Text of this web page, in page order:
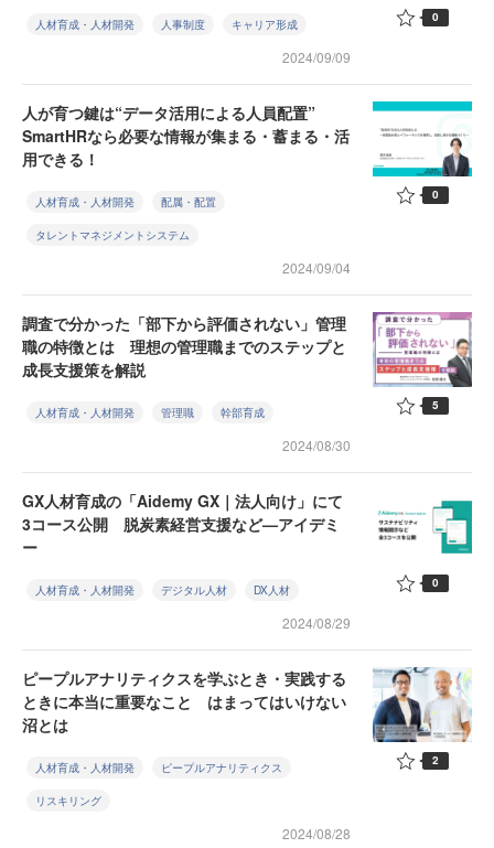
人材育成・人材開発 人事制度 キャリア形成
2024/09/09
0
人が育つ鍵は“データ活用による人員配置”
SmartHRなら必要な情報が集まる・蓄まる・活
用できる！
人材育成・人材開発 配属・配置
タレントマネジメントシステム
2024/09/04
0
調査で分かった「部下から評価されない」管理
職の特徴とは 理想の管理職までのステップと
成長支援策を解説
人材育成・人材開発 管理職 幹部育成
2024/08/30
5
GX人材育成の「Aidemy GX｜法人向け」にて
3コース公開 脱炭素経営支援など—アイデミ
ー
人材育成・人材開発 デジタル人材 DX人材
2024/08/29
0
ピープルアナリティクスを学ぶとき・実践する
ときに本当に重要なこと はまってはいけない
沼とは
人材育成・人材開発 ピープルアナリティクス
リスキリング
2024/08/28
2